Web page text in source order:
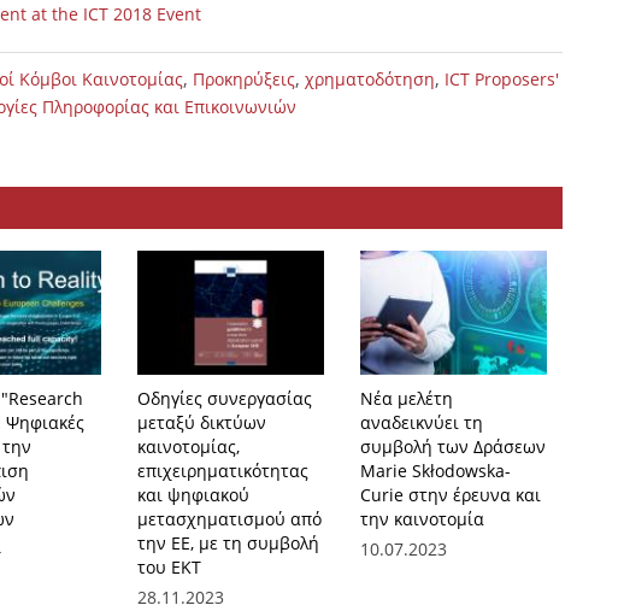
at the ICT 2018 Event
Κόμβοι Καινοτομίας, Προκηρύξεις, χρηματοδότηση, ICT Proposers'
Πληροφορίας και Επικοινωνιών
Οδηγίες συνεργασίας
μεταξύ δικτύων
καινοτομίας,
επιχειρηματικότητας
και ψηφιακού
μετασχηματισμού από
την ΕΕ, με τη συμβολή
του ΕΚΤ
28.11.2023
Νέα μελέτη
αναδεικνύει τη
συμβολή των Δράσεων
Marie Skłodowska-
Curie στην έρευνα και
την καινοτομία
10.07.2023